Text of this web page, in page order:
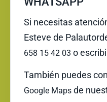
Si necesitas
Esteve de
658 15 42 03 o
También puedes
Google Maps de